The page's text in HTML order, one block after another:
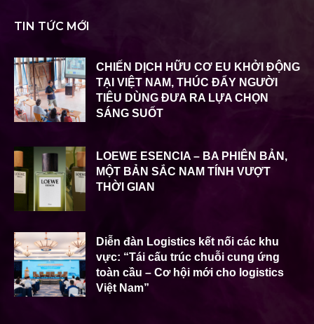
TIN TỨC MỚI
CHIẾN DỊCH HỮU CƠ EU KHỞI ĐỘNG
TẠI VIỆT NAM, THÚC ĐẨY NGƯỜI
TIÊU DÙNG ĐƯA RA LỰA CHỌN
SÁNG SUỐT
LOEWE ESENCIA – BA PHIÊN BẢN,
MỘT BẢN SẮC NAM TÍNH VƯỢT
THỜI GIAN
Diễn đàn Logistics kết nối các khu
vực: “Tái cấu trúc chuỗi cung ứng
toàn cầu – Cơ hội mới cho logistics
Việt Nam”